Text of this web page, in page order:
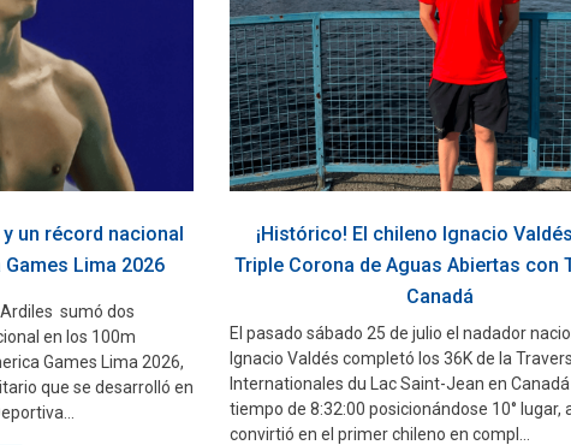
un récord nacional
Games Lima 2026
sumó dos
en los 100m
Games Lima 2026,
que se desarrolló en
¡Histórico! El chileno Ignacio
Triple Corona de Aguas Abiertas con
Canadá
El pasado sábado 25 de julio el nadador
Ignacio Valdés completó los 36K de la
Internationales du Lac Saint-Jean en
tiempo de 8:32:00 posicionándose 10° lugar,
convirtió en el primer chileno en compl...